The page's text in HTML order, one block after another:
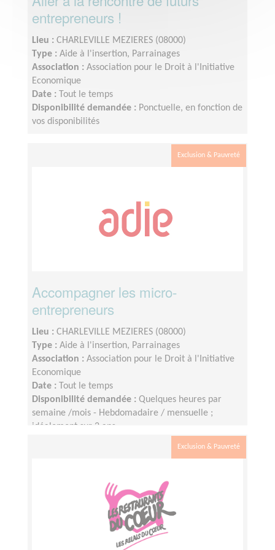
entrepreneurs !
Lieu : CHARLEVILLE MEZIERES (08000)
Type : Aide à l'insertion, Parrainages
Association : Association pour le Droit à l'Initiative
Economique
Date :
Tout le temps
Disponibilité demandée : Ponctuelle, en fonction de
vos disponibilités
Exclusion & Pauvreté
Accompagner les micro-
entrepreneurs
Lieu : CHARLEVILLE MEZIERES (08000)
Type : Aide à l'insertion, Parrainages
Association : Association pour le Droit à l'Initiative
Economique
Date :
Tout le temps
Disponibilité demandée : Quelques heures par
semaine /mois - Hebdomadaire / mensuelle ;
idéalement sur 2 ans
Exclusion & Pauvreté